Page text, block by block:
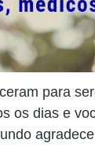
para
os dias e